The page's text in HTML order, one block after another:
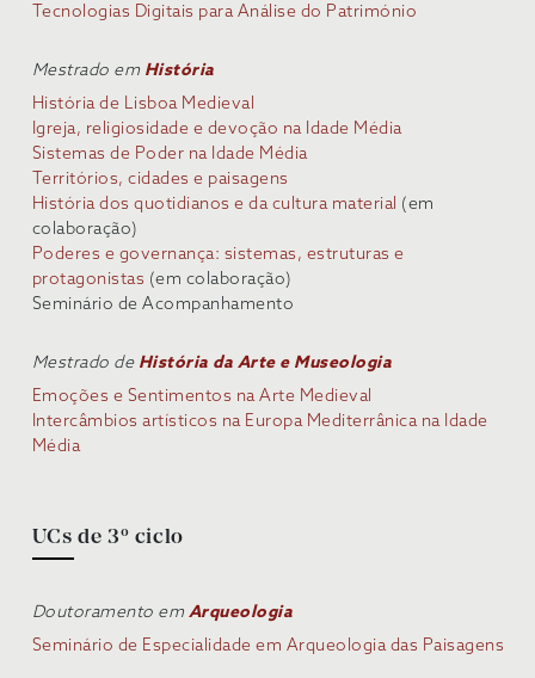
Tecnologias Digitais para Análise do Património
Mestrado em História
História de Lisboa Medieval
Igreja, religiosidade e devoção na Idade Média
Sistemas de Poder na Idade Média
Territórios, cidades e paisagens
História dos quotidianos e da cultura material (em
colaboração)
Poderes e governança: sistemas, estruturas e
protagonistas (em colaboração)
Seminário de Acompanhamento
Mestrado de História da Arte e Museologia
Emoções e Sentimentos na Arte Medieval
Intercâmbios artísticos na Europa Mediterrânica na Idade
Média
UCs de 3º ciclo
Doutoramento em Arqueologia
Seminário de Especialidade em Arqueologia das Paisagens